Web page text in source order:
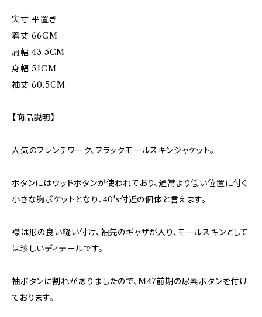
実寸 平置き
着丈 66CM
肩幅 43.5CM
身幅 51CM
袖丈 60.5CM
【商品説明】
人気のフレンチワーク、ブラックモールスキンジャケット。
ボタンにはウッドボタンが使われており、通常より低い位置に付く
小さな胸ポケットとなり、40's付近の個体と言えます。
襟は形の良い縫い付け、袖先のギャザが入り、モールスキンとして
は珍しいディテールです。
袖ボタンに割れがありましたので、M47前期の尿素ボタンを付け
ております。